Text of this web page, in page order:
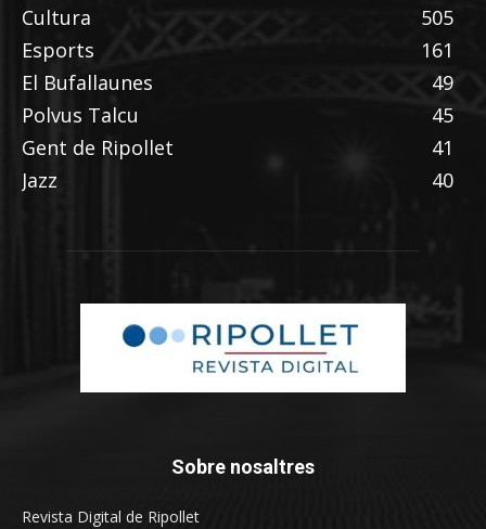
Cultura
505
Esports
161
El Bufallaunes
49
Polvus Talcu
45
Gent de Ripollet
41
Jazz
40
Sobre nosaltres
Revista Digital de Ripollet